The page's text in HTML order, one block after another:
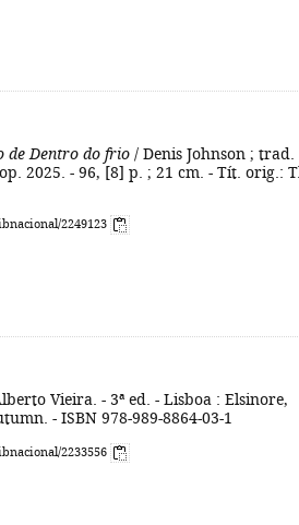
de Dentro do frio / Denis Johnson ; trad.
2025. - 96, [8] p. ; 21 cm. - Tít. orig.:
2249123
Vieira. - 3ª ed. - Lisboa : Elsinore,
- ISBN 978-989-8864-03-1
2233556